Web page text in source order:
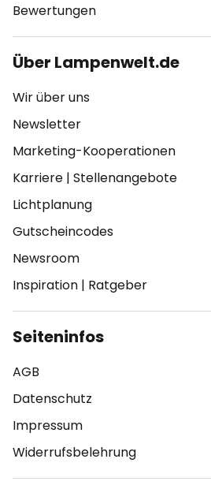
Bewertungen
Über Lampenwelt.de
Wir über uns
Newsletter
Marketing-Kooperationen
Karriere | Stellenangebote
Lichtplanung
Gutscheincodes
Newsroom
Inspiration | Ratgeber
Seiteninfos
AGB
Datenschutz
Impressum
Widerrufsbelehrung